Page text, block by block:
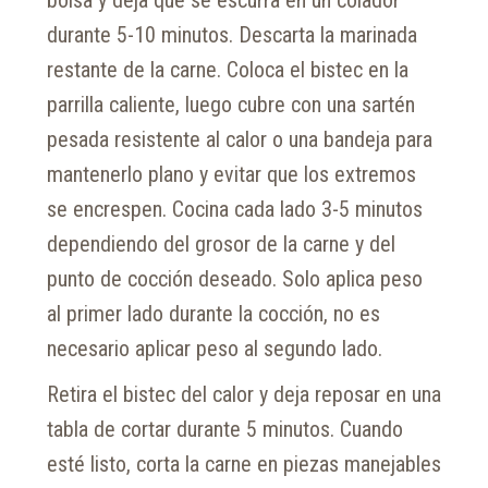
durante 5-10 minutos. Descarta la marinada
restante de la carne. Coloca el bistec en la
parrilla caliente, luego cubre con una sartén
pesada resistente al calor o una bandeja para
mantenerlo plano y evitar que los extremos
se encrespen. Cocina cada lado 3-5 minutos
dependiendo del grosor de la carne y del
punto de cocción deseado. Solo aplica peso
al primer lado durante la cocción, no es
necesario aplicar peso al segundo lado.
Retira el bistec del calor y deja reposar en una
tabla de cortar durante 5 minutos. Cuando
esté listo, corta la carne en piezas manejables